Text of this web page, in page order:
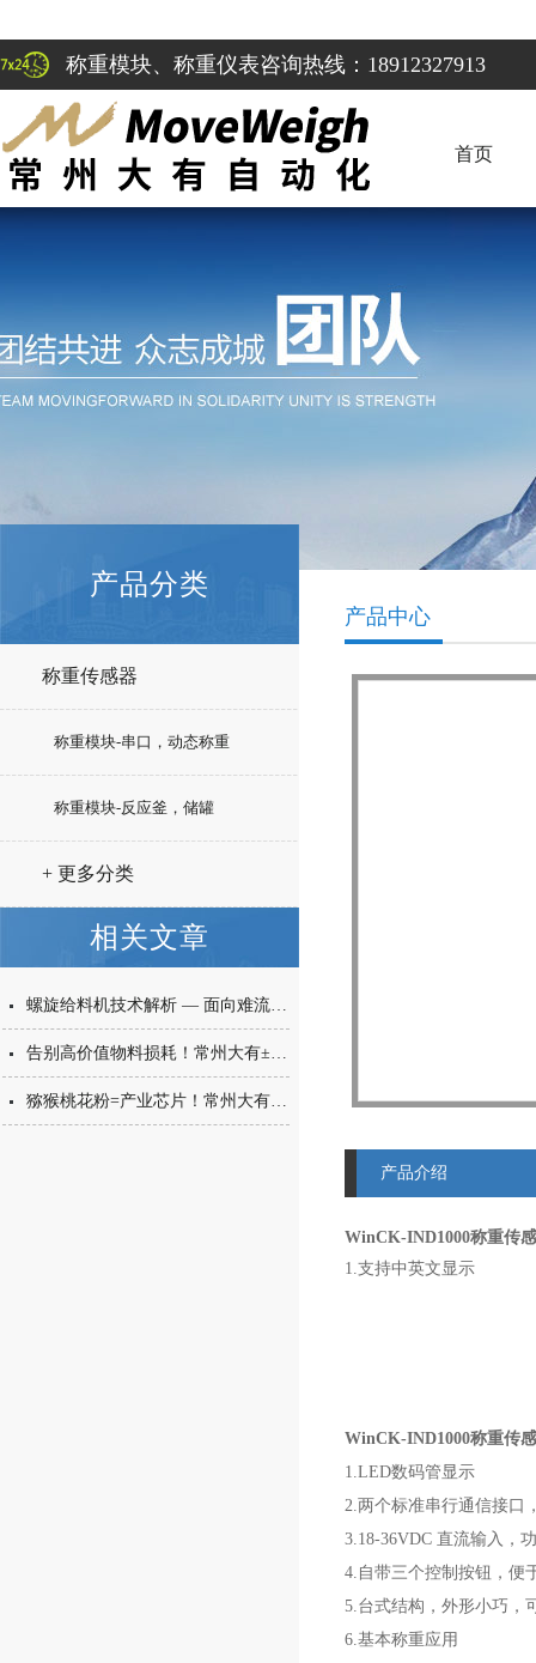
称重模块、称重仪表咨询热线：18912327913
首页
产品分类
称重传感器
称重模块-串口，动态称重
称重模块-反应釜，储罐
+ 更多分类
相关文章
螺旋给料机技术解析 — 面向难流动性粉体的微量高精度称重给料解决方案
告别高价值物料损耗！常州大有±0.001g西林瓶分装，让每一毫克都物尽其用
猕猴桃花粉=产业芯片！常州大有花粉分装机，守住每一克“植物黄金”的价值
产品中心
产品介绍
WinCK-IND1000称重传
1.支持中英文显示
WinCK-IND1000称重传
1.LED数码管显示
2.两个标准串行通信接口
3.18-36VDC 直流输入，
4.自带三个控制按钮，便
5.台式结构，外形小巧，
6.基本称重应用